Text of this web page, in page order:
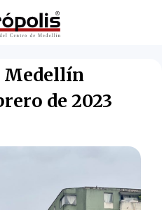
Medellín
de 2023